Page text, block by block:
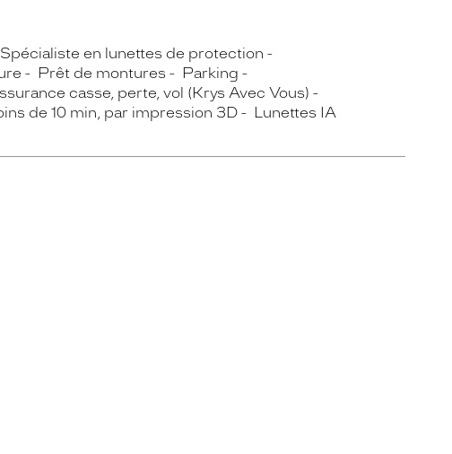
Spécialiste en lunettes de protection
Prêt de montures
Parking
casse, perte, vol (Krys Avec Vous)
de 10 min, par impression 3D Lunettes IA